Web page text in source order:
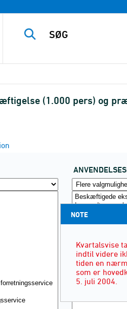
(1.000 pers) og
NOTE
Kvartalsvise
indtil videre
tiden en
som er
5. juli 2004.